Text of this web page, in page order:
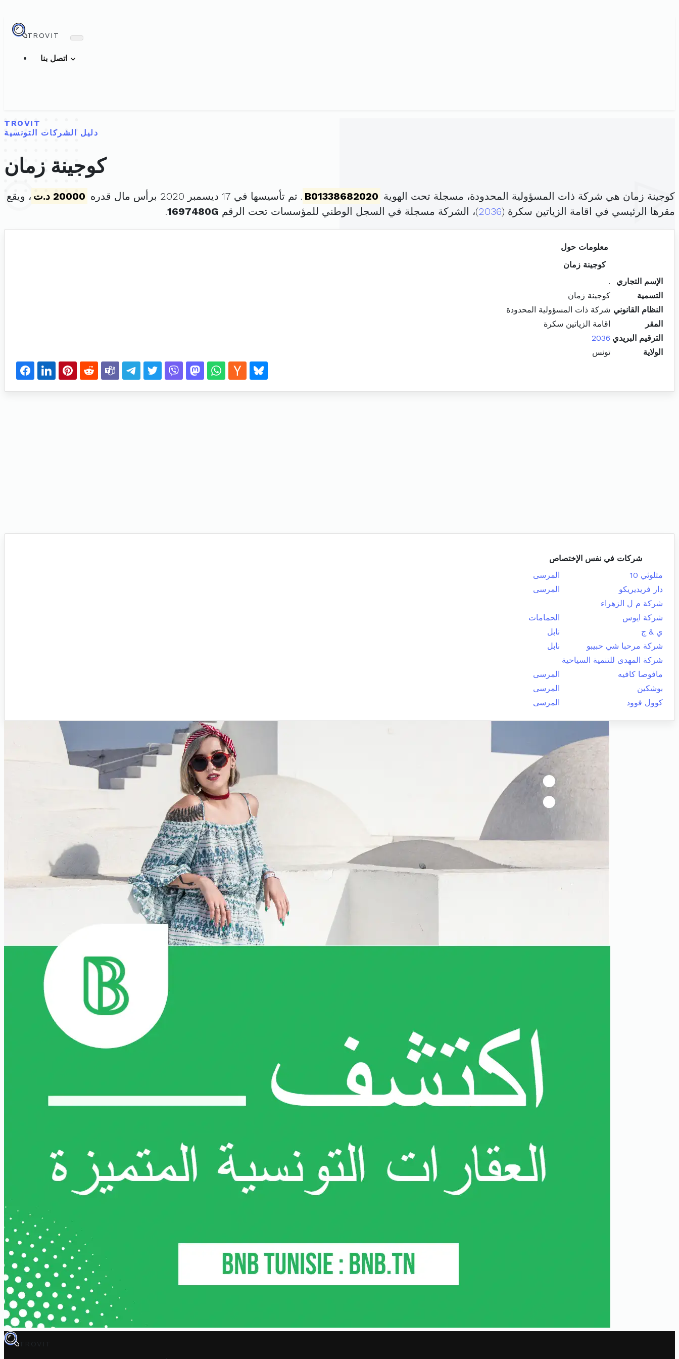
TROVIT
TROVIT
دليل الشركات التونسية
كوجينة زمان
كوجينة زمان هي شركة ذات المسؤولية المحدودة، مسجلة تحت الهوية B01338682020 . تم تأسيسها في 17 ديسمبر 2020 برأس مال قدره 20000 د.ت
، ويقع
مقرها الرئيسي في اقامة الزياتين سكرة (2036)، الشركة مسجلة في السجل الوطني للمؤسسات تحت الرقم 1697480G
.
معلومات حول
كوجينة زمان
الإسم التجاري
.
التسمية
كوجينة زمان
النظام القانوني شركة ذات المسؤولية المحدودة
المقر
اقامة الزياتين سكرة
الترقيم البريدي 2036
الولاية
تونس
شركات في نفس الإختصاص
مثلوثي 10
المرسى
دار فريديريكو
المرسى
شركة م ل الزهراء
شركة ايوس
الحمامات
ي & ج
نابل
شركة مرحبا شي حبيبو
نابل
شركة المهدى للتنمية السياحية
مافوصا كافيه
المرسى
بوشكين
المرسى
كوول فوود
المرسى
TROVIT